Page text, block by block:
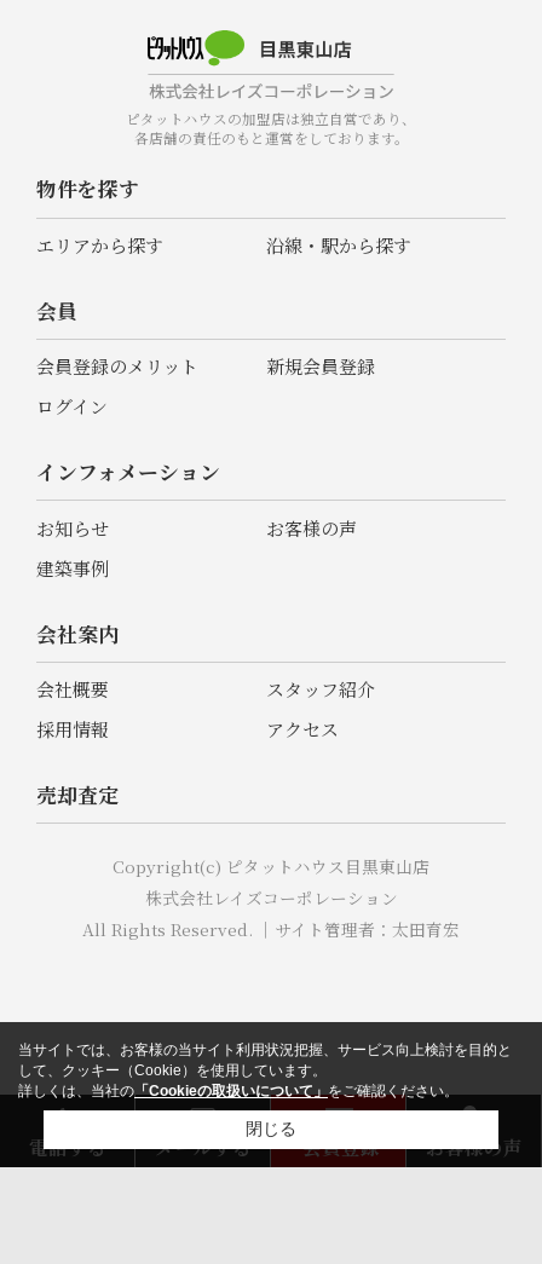
ピタットハウスの加盟店は独立自営であり、
各店舗の責任のもと運営をしております。
物件を探す
エリアから探す 沿線・駅から探す
会員
会員登録のメリット
新規会員登録
ログイン
インフォメーション
お知らせ
お客様の声
建築事例
会社案内
会社概要
スタッフ紹介
採用情報
アクセス
売却査定
Copyright(c) ピタットハウス目黒東山店
株式会社レイズコーポレーション
All Rights Reserved. ｜サイト管理者：太田育宏
電話する メールする 会員登録 お客様の声
当サイトでは、お客様の当サイト利用状況把握、サービス向上検討を目的と
して、クッキー（Cookie）を使用しています。
詳しくは、当社の「Cookieの取扱いについて」をご確認ください。
閉じる